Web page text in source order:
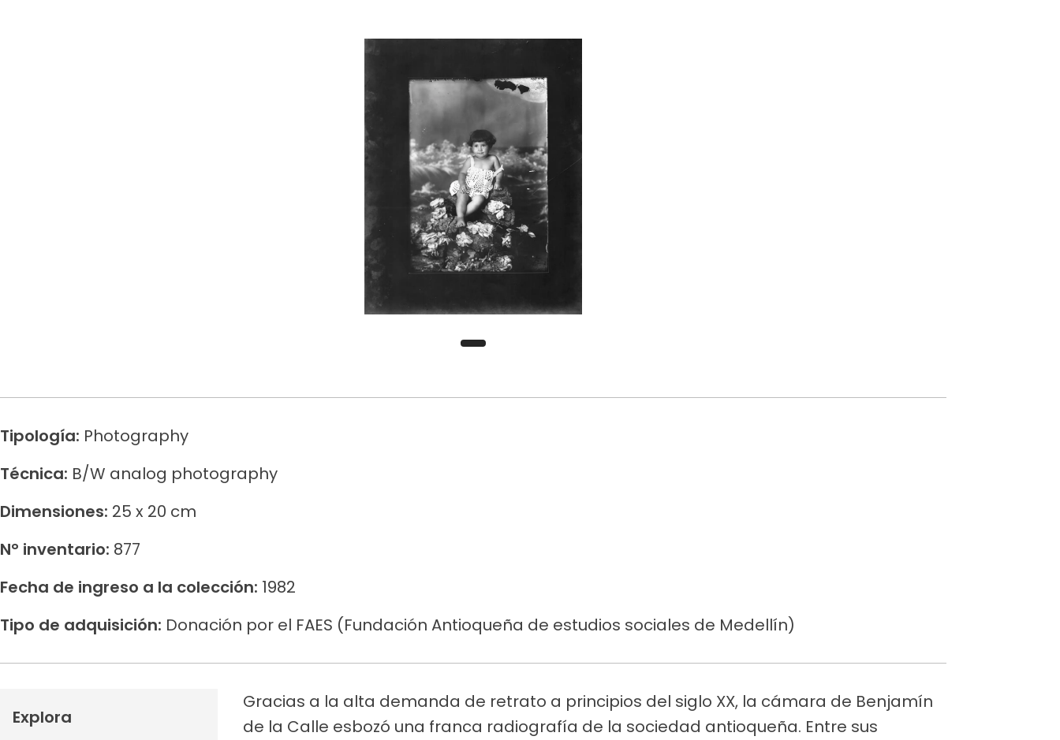
Tipología: Photography
Técnica: B/W analog photography
Dimensiones: 25 x 20 cm
N° inventario: 877
Fecha de ingreso a la colección: 1982
Tipo de adquisición: Donación por el FAES (Fundación Antioqueña de estudios sociales de Medellín)
Gracias a la alta demanda de retrato a principios del siglo XX, la cámara de Benjamín
de la Calle esbozó una franca radiografía de la sociedad antioqueña. Entre sus
Explora